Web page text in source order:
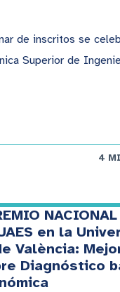
de inscritos se
Superior de
4
en la
València:
Diagnóstico